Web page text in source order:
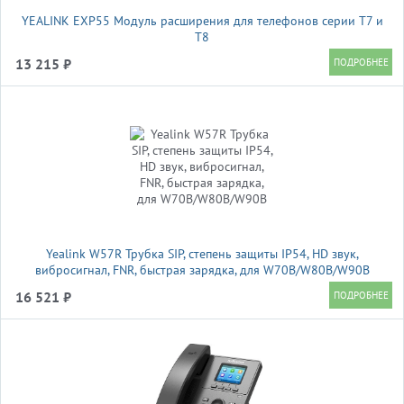
YEALINK EXP55 Модуль расширения для телефонов серии Т7 и
T8
13 215 ₽
Yealink W57R Трубка SIP, степень защиты IP54, HD звук,
вибросигнал, FNR, быстрая зарядка, для W70B/W80B/W90B
16 521 ₽